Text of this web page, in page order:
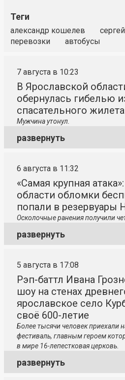
Теги
александр кошелев
перевозки
автобусы
7 августа в 10:23
В Ярославской
обернулась гибелью
спасательного жилета
Мужчина утонул.
развернуть
6 августа в 11:32
«Самая крупная
области обломки
попали в резервуары
Осколочные ранения получили
развернуть
5 августа в 17:08
Рэп-баттл Ивана
шоу на стенах
ярославское село
своё 600-летие
Более тысячи человек приехали
фестиваль, главным героем
в мире 16-лепестковая церковь.
развернуть